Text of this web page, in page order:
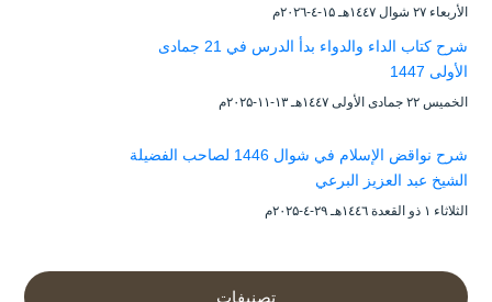
الأربعاء ۲۷ شوال ۱٤٤۷هـ ۱۵-٤-۲۰۲٦م
شرح كتاب الداء والدواء بدأ الدرس في 21 جمادى
الأولى 1447
الخميس ۲۲ جمادى الأولى ۱٤٤۷هـ ۱۳-۱۱-۲۰۲۵م
شرح نواقض الإسلام في شوال 1446 لصاحب الفضيلة
الشيخ عبد العزيز البرعي
الثلاثاء ۱ ذو القعدة ۱٤٤٦هـ ۲۹-٤-۲۰۲۵م
تصنيفات